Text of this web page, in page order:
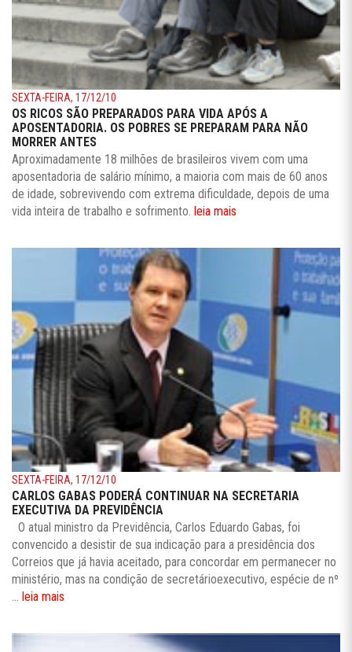
SEXTA-FEIRA, 17/12/10
OS RICOS SÃO PREPARADOS PARA VIDA APÓS A
APOSENTADORIA. OS POBRES SE PREPARAM PARA NÃO
MORRER ANTES
Aproximadamente 18 milhões de brasileiros vivem com uma
aposentadoria de salário mínimo, a maioria com mais de 60 anos
de idade, sobrevivendo com extrema dificuldade, depois de uma
vida inteira de trabalho e sofrimento. leia mais
SEXTA-FEIRA, 17/12/10
CARLOS GABAS PODERÁ CONTINUAR NA SECRETARIA
EXECUTIVA DA PREVIDÊNCIA
O atual ministro da Previdência, Carlos Eduardo Gabas, foi
convencido a desistir de sua indicação para a presidência dos
Correios que já havia aceitado, para concordar em permanecer no
ministério, mas na condição de secretárioexecutivo, espécie de nº
... leia mais